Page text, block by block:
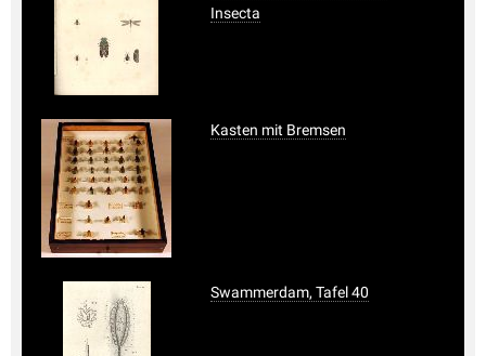
Insecta
Kasten mit Bremsen
Swammerdam, Tafel 40